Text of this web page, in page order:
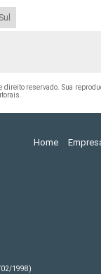
direito reservado. Sua
.
Home
02/1998)